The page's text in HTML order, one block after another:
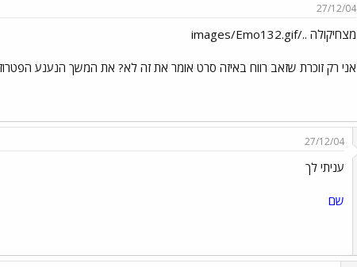
27/12/04
מצחיקולה ../images/Emo132.gif
אני רק זוכרת שזאב רווח באיזה סרט אומר את זה לא? את המשך הנענע
27/12/04
עניתי לך
שם